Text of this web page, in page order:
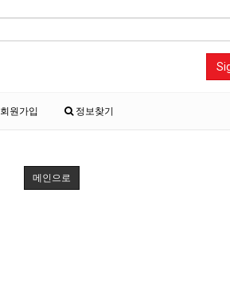
회원가입 정보찾기
메인으로